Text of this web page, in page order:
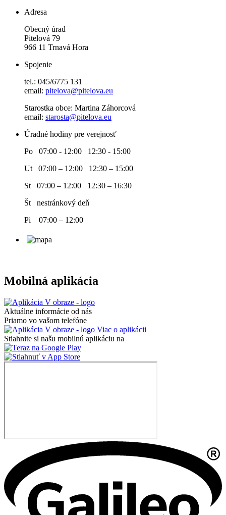
Adresa
Obecný úrad
Pitelová 79
966 11 Trnavá Hora
Spojenie
tel.: 045/6775 131
email: pitelova@pitelova.eu
Starostka obce: Martina Záhorcová
email: starosta@pitelova.eu
Úradné hodiny pre verejnosť
Po 07:00 - 12:00 12:30 - 15:00
Ut 07:00 – 12:00 12:30 – 15:00
St 07:00 – 12:00 12:30 – 16:30
Št nestránkový deň
Pi 07:00 – 12:00
Mobilná aplikácia
Aktuálne informácie od nás
Priamo vo vašom telefóne
Viac o aplikácii
Stiahnite si našu mobilnú aplikáciu na